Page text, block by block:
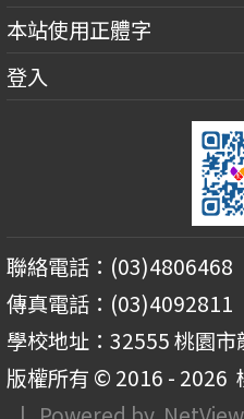
本站使用正體字
登入
聯絡電話：(03)4806468
傳真電話：(03)4092811
學校地址：32555 桃園
版權所有 © 2016 - 2026